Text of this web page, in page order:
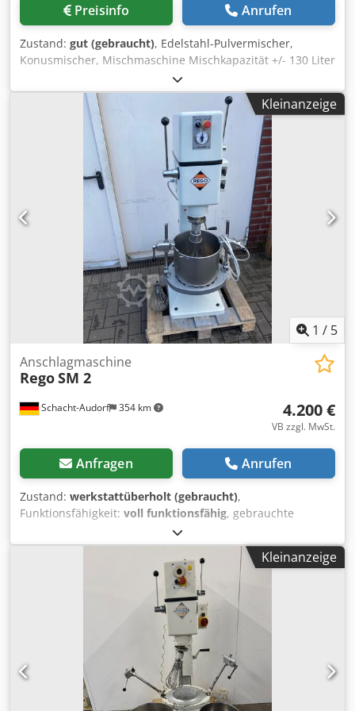
Preisinfo Anrufen
Zustand: gut (gebraucht), Edelstahl-Pulvermischer,
Konusmischer, Mischmaschine Mischkapazität +/- 130 Liter
Motorleistung: 3 kW, 73 U/min (kürzlich erneuert)
Vollständig mobil Manuell betätigte Absperrklappe
(lebensmittelecht) Abdeckung mit Klappenschutz
Cjdpfswyfu Tsx Ab Ueha Weitere Anzeigen ansehen VMA
Kleinanzeige
1 / 5
Schacht-Audorf 354 km
Anschlagmaschine
RegoSM 2
4.200 €
VB zzgl. MwSt.
Anfragen Anrufen
Zustand: werkstattüberholt (gebraucht),
Funktionsfähigkeit: voll funktionsfähig, gebrauchte
Anschlagmaschine Rego SM 2, überholt, für 20 Liter, mit 2
Kesseln (1 x für 20 Liter, 1 x für 10 Liter) und 2 Werkzeugen
(fein und grob), 1 kW, 4 / 2,3 A, 220 / 380 V, Ser.-Nr. 151/16
Kleinanzeige